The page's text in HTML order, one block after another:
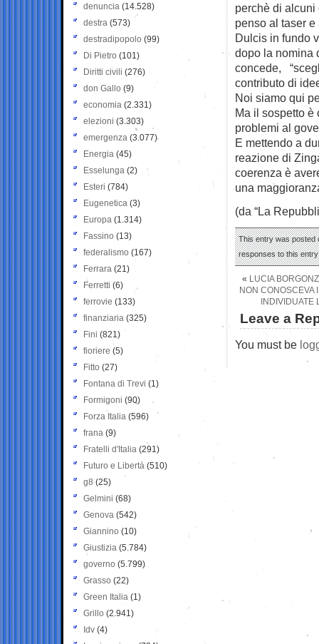
perchè di
penso al taser
Dulcis in fundo
dopo la nomina
concede,
contributo di
Noi siamo qui
Ma il sospetto è
problemi al
E mettendo a
reazione di
coerenza è
una
(da “La
This entry was posted
responses to this
« LUCIA
NON CONOSCEVA
Leave a
You must be
denuncia (14.528)
destra (573)
destradipopolo (99)
Di Pietro (101)
Diritti civili (276)
don Gallo (9)
economia (2.331)
elezioni (3.303)
emergenza (3.077)
Energia (45)
Esselunga (2)
Esteri (784)
Eugenetica (3)
Europa (1.314)
Fassino (13)
federalismo (167)
Ferrara (21)
Ferretti (6)
ferrovie (133)
finanziaria (325)
Fini (821)
fioriere (5)
Fitto (27)
Fontana di Trevi (1)
Formigoni (90)
Forza Italia (596)
frana (9)
Fratelli d'Italia (291)
Futuro e Libertà (510)
g8 (25)
Gelmini (68)
Genova (542)
Giannino (10)
Giustizia (5.784)
governo (5.799)
Grasso (22)
Green Italia (1)
Grillo (2.941)
Idv (4)